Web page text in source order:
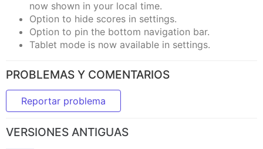
now shown in your local time.
Option to hide scores in settings.
Option to pin the bottom navigation bar.
Tablet mode is now available in settings.
PROBLEMAS Y COMENTARIOS
Reportar problema
VERSIONES ANTIGUAS